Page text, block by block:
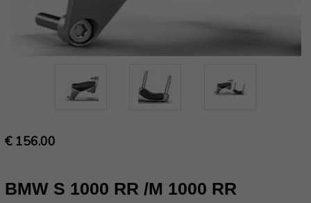
€ 156.00
BMW S 1000 RR /M 1000 RR